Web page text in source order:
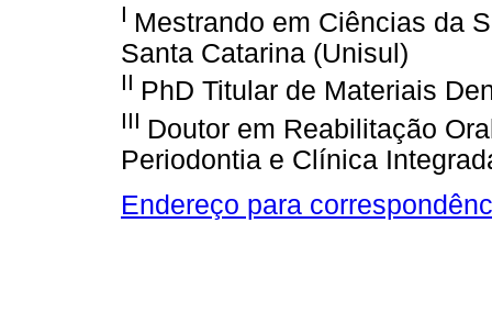
I Mestrando em Ciências da
Santa Catarina (Unisul)
II PhD Titular de Materiais
III Doutor em Reabilitação
Periodontia e Clínica
Endereço para